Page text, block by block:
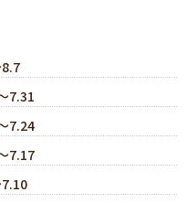
7.31
7.24
7.17